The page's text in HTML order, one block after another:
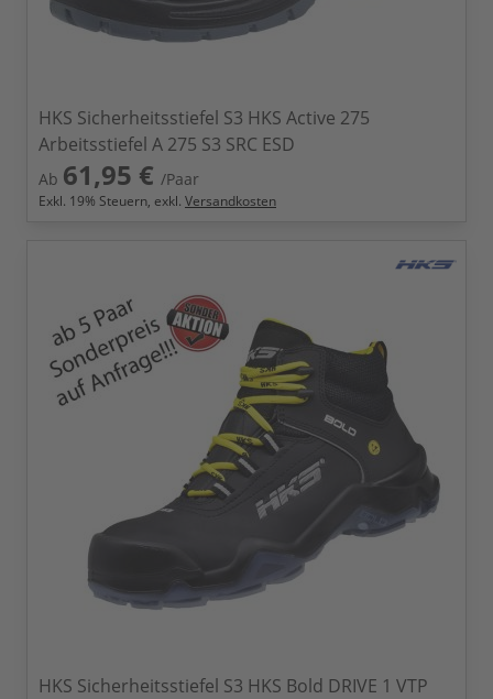
HKS Sicherheitsstiefel S3 HKS Active 275
Arbeitsstiefel A 275 S3 SRC ESD
Ab 61,95 € /Paar
Exkl. 19% Steuern, exkl. Versandkosten
HKS Sicherheitsstiefel S3 HKS Bold DRIVE 1 VTP